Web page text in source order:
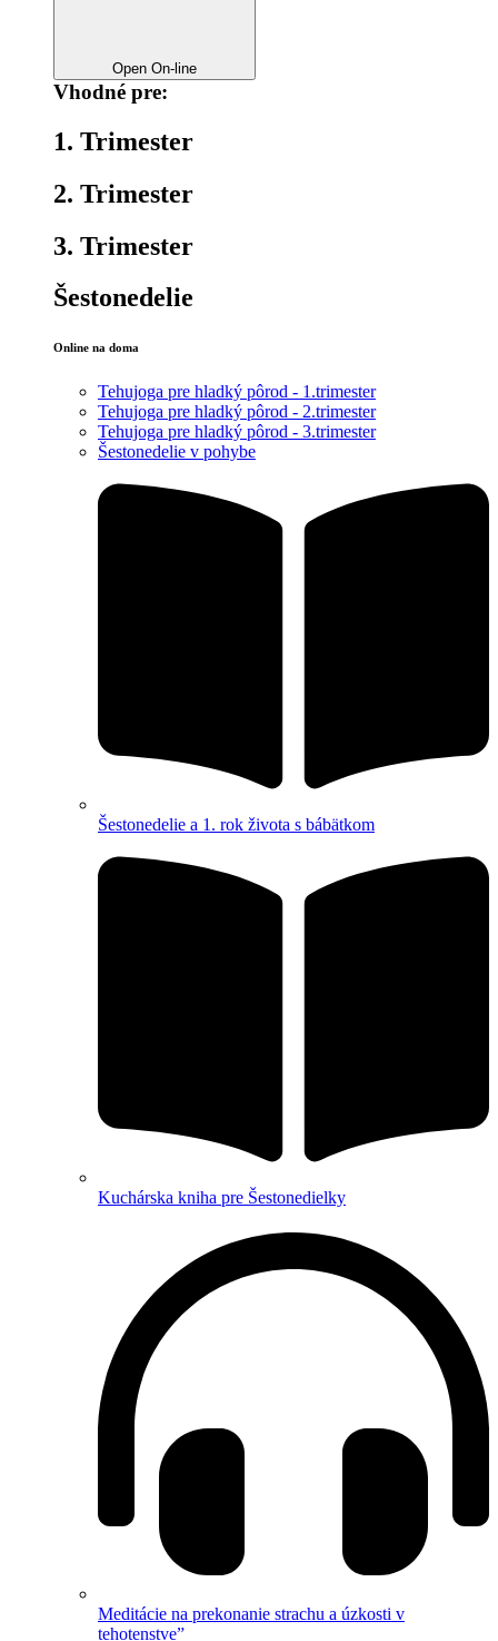
Open On-line
Vhodné pre:
1. Trimester
2. Trimester
3. Trimester
Šestonedelie
Online na doma
Tehujoga pre hladký pôrod - 1.trimester
Tehujoga pre hladký pôrod - 2.trimester
Tehujoga pre hladký pôrod - 3.trimester
Šestonedelie v pohybe
Šestonedelie a 1. rok života s bábätkom
Kuchárska kniha pre Šestonedielky
Meditácie na prekonanie strachu a úzkosti v
tehotenstve”